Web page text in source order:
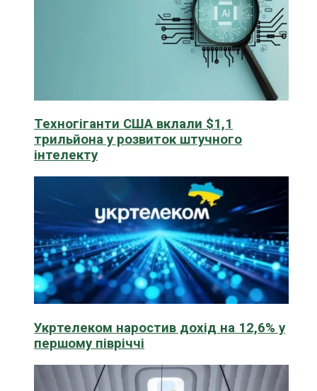
Техногіганти США вклали $1,1
трильйона у розвиток штучного
інтелекту
Укртелеком наростив дохід на 12,6% у
першому півріччі